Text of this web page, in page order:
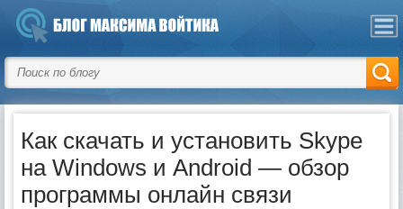
Как скачать и установить Skype
на Windows и Android — обзор
программы онлайн связи